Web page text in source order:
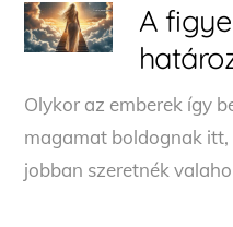
A
Olykor az emberek így
magamat boldognak
jobban szeretnék